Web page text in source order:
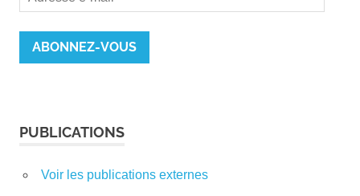
e-
mail
ABONNEZ-VOUS
PUBLICATIONS
Voir les publications externes